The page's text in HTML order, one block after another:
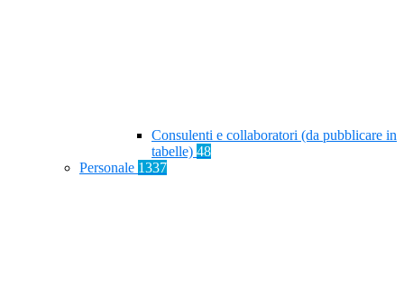
Consulenti e collaboratori (da pubblicare in
tabelle) 48
Personale 1337